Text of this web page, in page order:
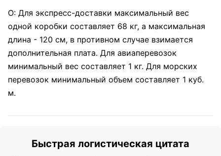
О: Для экспресс-доставки максимальный вес
одной коробки составляет 68 кг, а максимальная
длина - 120 см, в противном случае взимается
дополнительная плата. Для авиаперевозок
минимальный вес составляет 1 кг. Для морских
перевозок минимальный объем составляет 1 куб.
м.
Быстрая логистическая цитата